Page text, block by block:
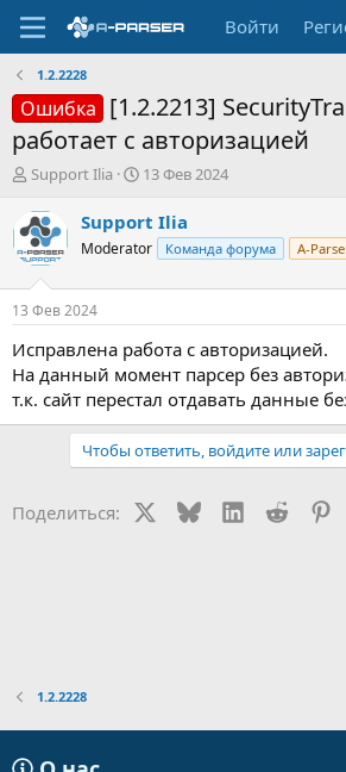
Войти
1.2.2228
Ошибка [1.2.2213]
работает с авторизацией
А
т
о
р
т
е
м
ы
Support Ilia
Д
т
н
а
л
13 Фев 2024
Support Ilia
Moderator Команда форума A-
13 Фев 2024
Исправлена работа с авторизацией.
На данный момент парсер без
т.к. сайт перестал отдавать данные
Чтобы ответить, войдите или
Поделиться: BlueskyLinkedIn
Reddit
1.2.2228